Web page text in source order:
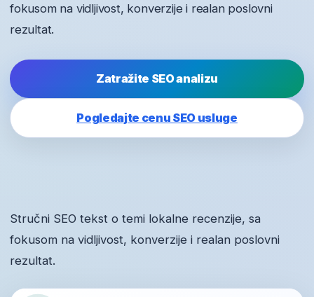
fokusom na vidljivost, konverzije i realan poslovni
rezultat.
Zatražite SEO analizu
Pogledajte cenu SEO usluge
Stručni SEO tekst o temi lokalne recenzije, sa
fokusom na vidljivost, konverzije i realan poslovni
rezultat.